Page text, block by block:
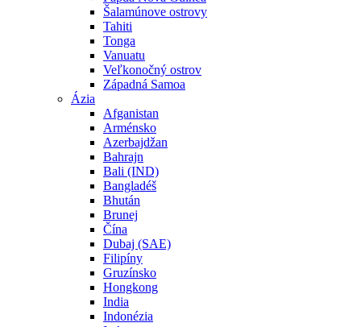
Šalamúnove ostrovy
Tahiti
Tonga
Vanuatu
Veľkonočný ostrov
Západná Samoa
Ázia
Afganistan
Arménsko
Azerbajdžan
Bahrajn
Bali (IND)
Bangladéš
Bhután
Brunej
Čína
Dubaj (SAE)
Filipíny
Gruzínsko
Hongkong
India
Indonézia